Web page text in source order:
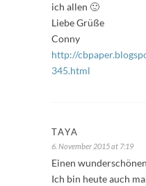
ich allen 🙂
Liebe Grüße
Conny
http://
345.html
TAYA
6. November 2015 at 7:19
Einen
Ich bin heute auch